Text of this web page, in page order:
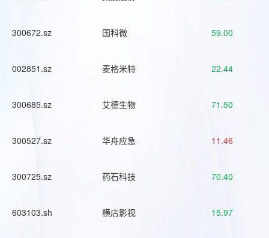
300672.sz 国科微 59.00
002851.sz 麦格米特 22.44
300685.sz 艾德生物 71.50
300527.sz 华舟应急 11.46
300725.sz 药石科技 70.40
603103.sh 横店影视 15.97